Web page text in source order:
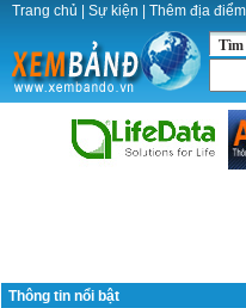
Trang chủ Sự kiện Thêm địa điểm
Tìm
Thông tin nổi bật